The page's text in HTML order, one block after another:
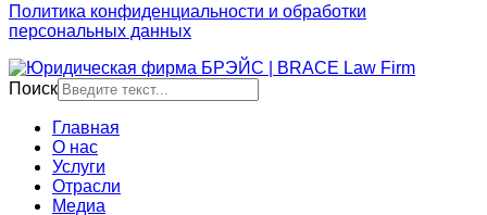
Политика конфиденциальности и обработки
персональных данных
Поиск
Главная
О нас
Услуги
Отрасли
Медиа